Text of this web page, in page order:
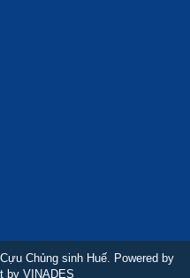
Chủng sinh Huế. Powered by
by VINADES